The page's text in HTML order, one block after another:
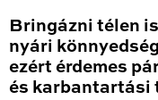
Bringázni télen
nyári
ezért érdemes
és karbantartási